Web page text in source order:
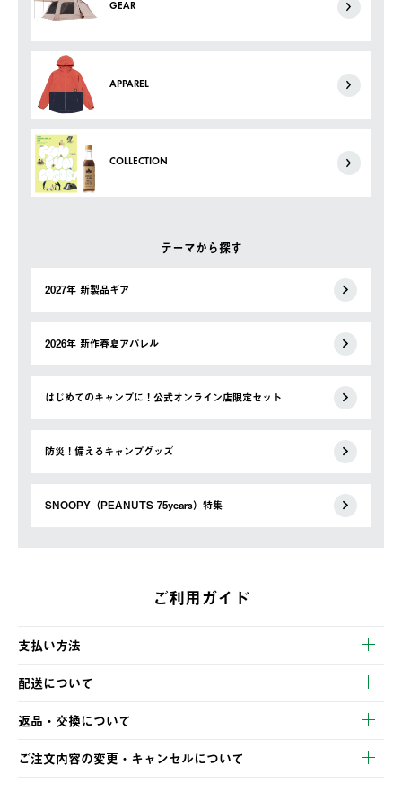
GEAR
APPAREL
COLLECTION
テーマから探す
2027年 新製品ギア
2026年 新作春夏アパレル
はじめてのキャンプに！公式オンライン店限定セット
防災！備えるキャンプグッズ
SNOOPY（PEANUTS 75years）特集
ご利用ガイド
支払い方法
以下のいずれかの方法でお支払いいただけます。
・クレジットカード決済
・コンビニ決済
・Pay-easy決済
配送について
【発送スケジュール】
ご注文・ご入金完了より2営業日以内に商品を発送いたします。
土日祝の発送はございませんので、木曜日以降のご注文は週明け
の発送となる場合がございます。
返品・交換について
※お客様都合の場合
ご注文内容の変更・キャンセルについて